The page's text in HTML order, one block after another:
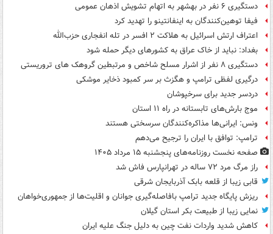
دستگیری ۶ نفر در بهشهر به اتهام تشویش اذهان عمومی
فیفا توهین‌کنندگان به اینفانتینو را تهدید کرد
اعتراف ارتش اسرائیل به هلاکت ۲ افسر در تله انفجاری حزب‌الله
بغداد: نباید از خاک عراق به کشورهای دیگر حمله شود
دستگیری ۸ نفر از اشرار مسلح شاخص و مرتبطین گروهک های تروریستی
درگیری لفظی ترامپ و هگزث بر سر کمبود ذخایر موشکی
دردسر جدید برای سرخپوشان
موج بارش‌های تابستانه در راه ۱۱ استان
ونس: ایرانی‌ها مذاکره‌کنندگان سرسختی هستند
ترامپ: توافق با ایران را ترجیح می‌دهم
صفحه نخست روزنامه‌های پنجشنبه ۱۵ مرداد ۱۴۰۵
راز مرگ مرد ۷۲ ساله در تهرانپارس فاش شد
قابی زیبا از قلعه بابک آذربایجان شرقی
ریزش پایگاه جدید ترامپ بافاصله‌گیری جوانان و اقلیت‌ها از جمهوری‌خواهان
نمایی زیبا از طبیعت بکر استان گیلان
کاهش شدید واردات نفت چین به دلیل جنگ علیه ایران